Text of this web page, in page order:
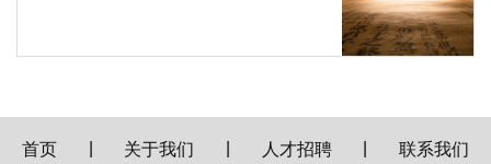
首页 关于我们 人才招聘 联系我们